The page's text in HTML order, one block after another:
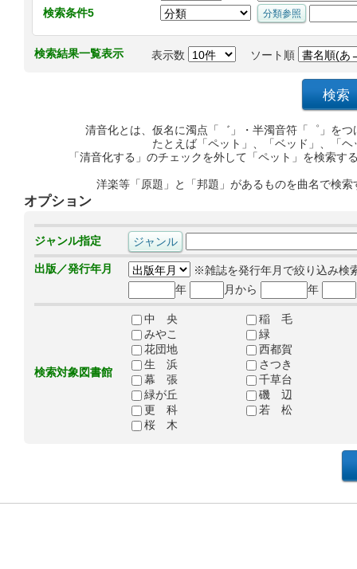
検索条件5
検索結果一覧表示 表示数 ソート順
清音化とは、仮名に濁点「゛」・半濁音符「゜」を
たとえば「ペット」、「ベッド」、「
「清音化する」のチェックを外して「ペット」を検索
洋楽等「原題」と「邦題」があるものを曲名で検
オプション
ジャンル指定
出版／発行年月
※雑誌を発行年月で絞り込み検
年
月から 年
検索対象図書館
中 央
稲 毛
みやこ
緑
花団地
西都賀
生 浜
さつき
幕 張
千草台
緑が丘
磯 辺
更 科
若 松
桜 木